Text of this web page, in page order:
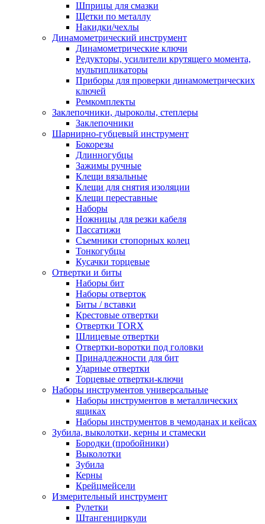
Шприцы для смазки
Щетки по металлу
Накидки/чехлы
Динамометрический инструмент
Динамометрические ключи
Редукторы, усилители крутящего момента,
мультипликаторы
Приборы для проверки динамометрических
ключей
Ремкомплекты
Заклепочники, дыроколы, степлеры
Заклепочники
Шарнирно-губцевый инструмент
Бокорезы
Длинногубцы
Зажимы ручные
Клещи вязальные
Клещи для снятия изоляции
Клещи переставные
Наборы
Ножницы для резки кабеля
Пассатижи
Съемники стопорных колец
Тонкогубцы
Кусачки торцевые
Отвертки и биты
Наборы бит
Наборы отверток
Биты / вставки
Крестовые отвертки
Отвертки TORX
Шлицевые отвертки
Отвертки-воротки под головки
Принадлежности для бит
Ударные отвертки
Торцевые отвертки-ключи
Наборы инструментов универсальные
Наборы инструментов в металлических
ящиках
Наборы инструментов в чемоданах и кейсах
Зубила, выколотки, керны и стамески
Бородки (пробойники)
Выколотки
Зубила
Керны
Крейцмейсели
Измерительный инструмент
Рулетки
Штангенциркули